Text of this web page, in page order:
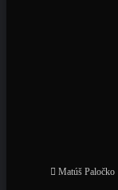
Matúš Paločko